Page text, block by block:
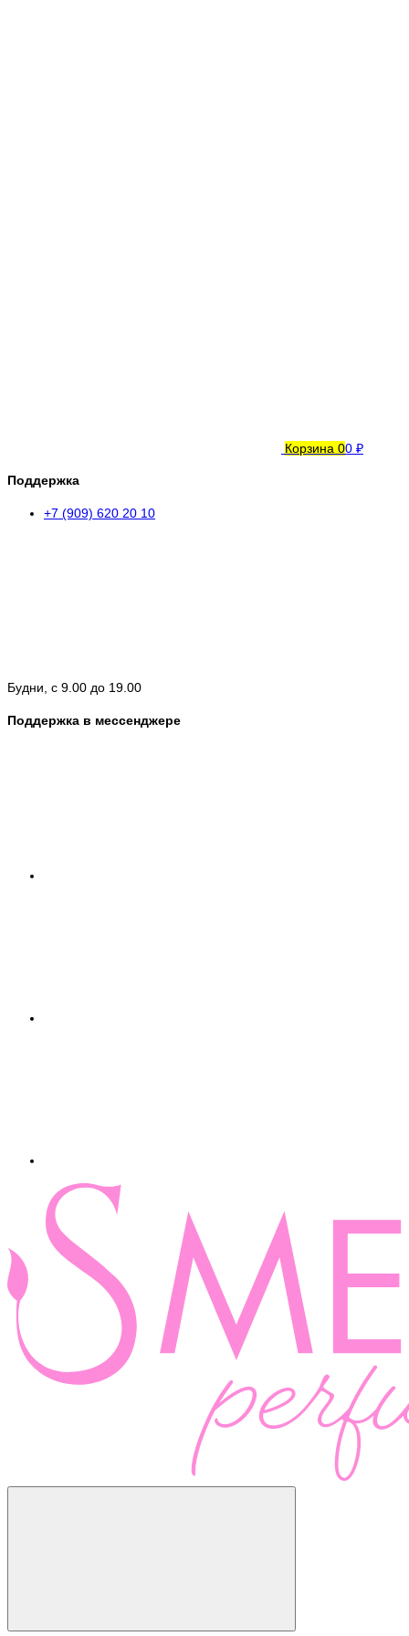
Корзина 00 ₽
Поддержка
+7 (909) 620 20 10
Будни, с 9.00 до 19.00
Поддержка в мессенджере